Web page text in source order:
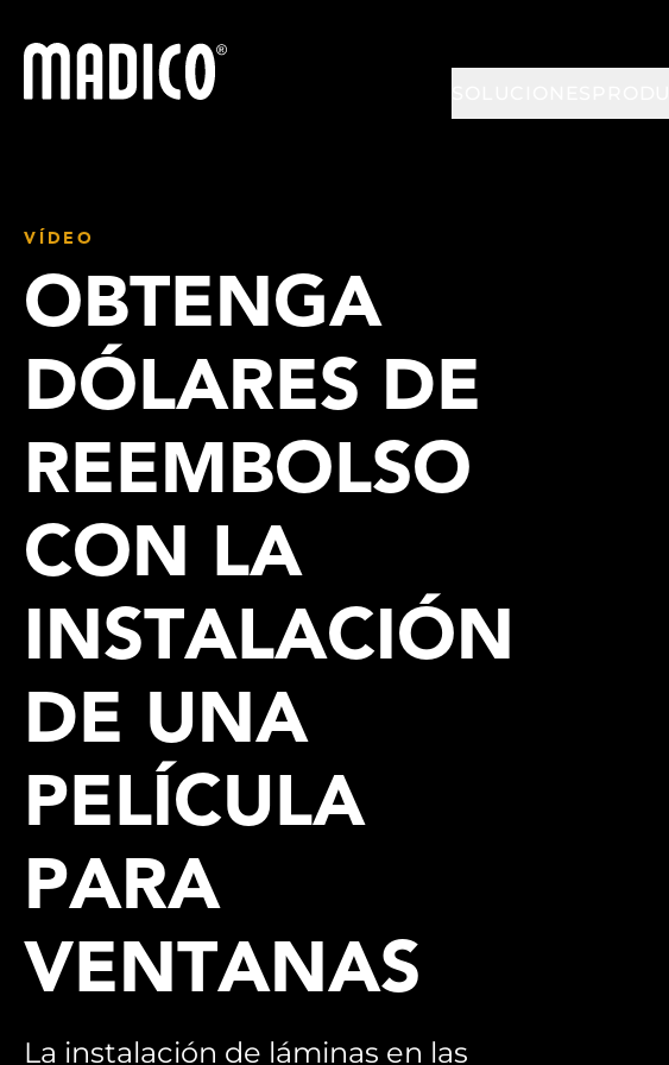
Madico
VÍDEO
OBTENGA
DÓLARES DE
REEMBOLSO
CON LA
INSTALACIÓN
DE UNA
PELÍCULA
PARA
VENTANAS
La instalación de láminas en las